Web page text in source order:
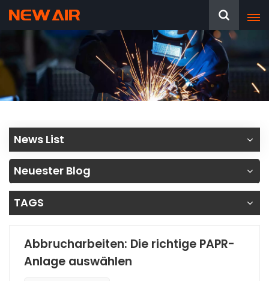
News List
Neuester Blog
TAGS
Abbrucharbeiten: Die richtige PAPR-
Anlage auswählen